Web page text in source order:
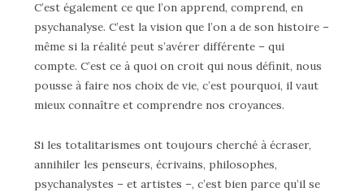
C’est également ce que l’on apprend, comprend, en
psychanalyse. C’est la vision que l’on a de son histoire –
même si la réalité peut s’avérer différente – qui
compte. C’est ce à quoi on croit qui nous définit, nous
pousse à faire nos choix de vie, c’est pourquoi, il vaut
mieux connaître et comprendre nos croyances.
Si les totalitarismes ont toujours cherché à écraser,
annihiler les penseurs, écrivains, philosophes,
psychanalystes – et artistes –, c’est bien parce qu’il se